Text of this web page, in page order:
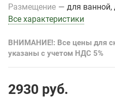
Размещение — для ванной,
Все характеристики
ВНИМАНИЕ!: Все цены для
указаны с учетом НДС 5%
2930 руб.